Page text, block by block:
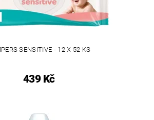
SENSITIVE - 12 X 52 KS
439 Kč